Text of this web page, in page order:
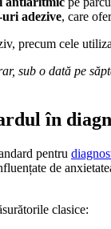
adezive, care
precum cele
sub o dată pe
în
pentru
de
clasice: